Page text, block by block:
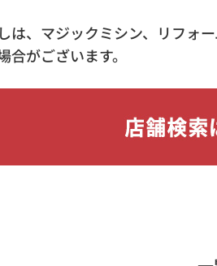
、マジックミシン、リフォ
がございます。